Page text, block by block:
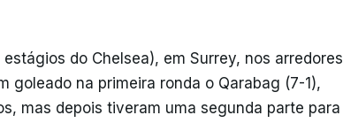
do Chelsea), em Surrey, nos arredores
goleado na primeira ronda o Qarabag (7-1),
mas depois tiveram uma segunda parte para